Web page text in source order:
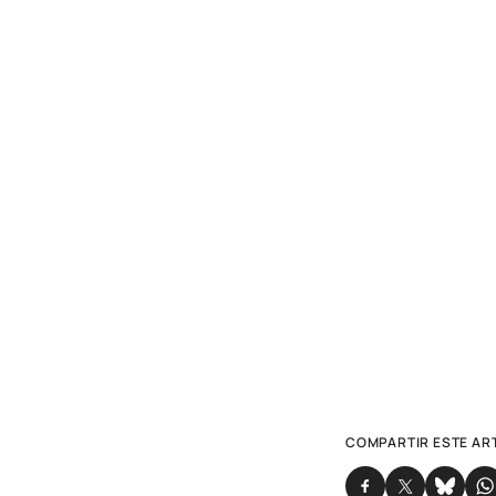
COMPARTIR ESTE